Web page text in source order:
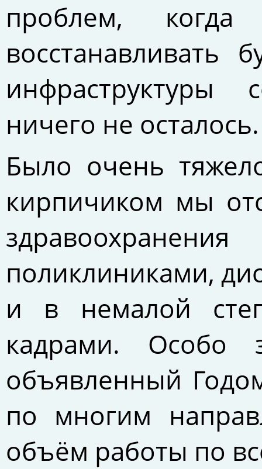
проблем, когда
восстанавливать
инфраструктуры
ничего не осталось.
Было очень
кирпичиком мы
поликлиниками,
и в немалой
кадрами.
объявленный
по многим
объём работы по